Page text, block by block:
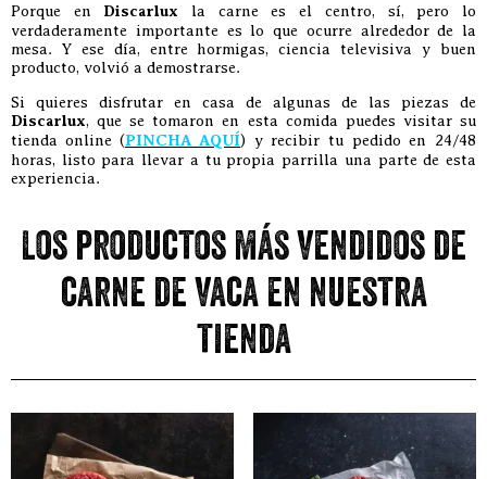
Porque en Discarlux la carne es el centro, sí, pero lo
verdaderamente importante es lo que ocurre alrededor de la
mesa. Y ese día, entre hormigas, ciencia televisiva y buen
producto, volvió a demostrarse.
Si quieres disfrutar en casa de algunas de las piezas de
Discarlux, que se tomaron en esta comida puedes visitar su
tienda online (PINCHA AQUÍ) y recibir tu pedido en 24/48
horas, listo para llevar a tu propia parrilla una parte de esta
experiencia.
Los productos más vendidos de
carne de vaca en nuestra
tienda